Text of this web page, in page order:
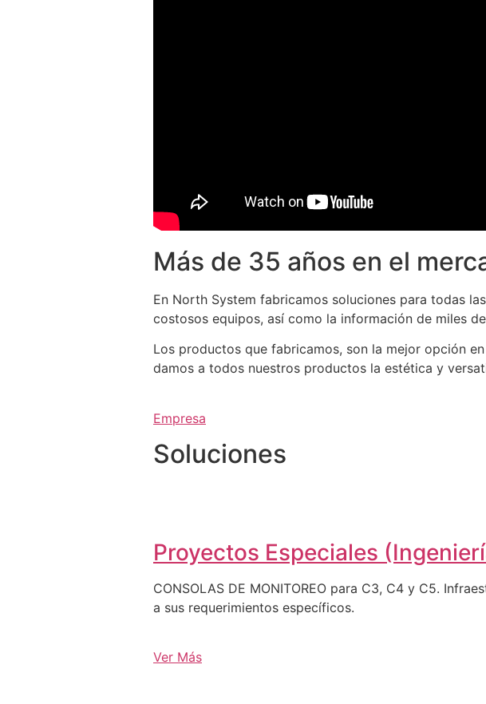
Más de 35 años en el
En North System fabricamos soluciones para todas
costosos equipos, así como la información de miles
Los productos que fabricamos, son la mejor opción
damos a todos nuestros productos la estética y
Empresa
Soluciones
Proyectos Especiales
CONSOLAS DE MONITOREO para C3, C4 y C5.
a sus requerimientos específicos.
Ver Más